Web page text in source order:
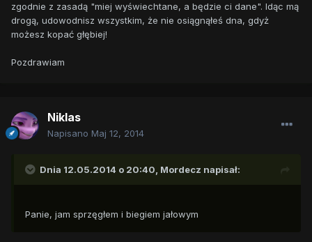
zgodnie z zasadą "miej wyświechtane, a będzie ci dane". Idąc mą
drogą, udowodnisz wszystkim, że nie osiągnąłeś dna, gdyż
możesz kopać głębiej!
Pozdrawiam
Niklas
Napisano Maj 12, 2014
Dnia 12.05.2014 o 20:40, Mordecz napisał:
Panie, jam sprzęgłem i biegiem jałowym